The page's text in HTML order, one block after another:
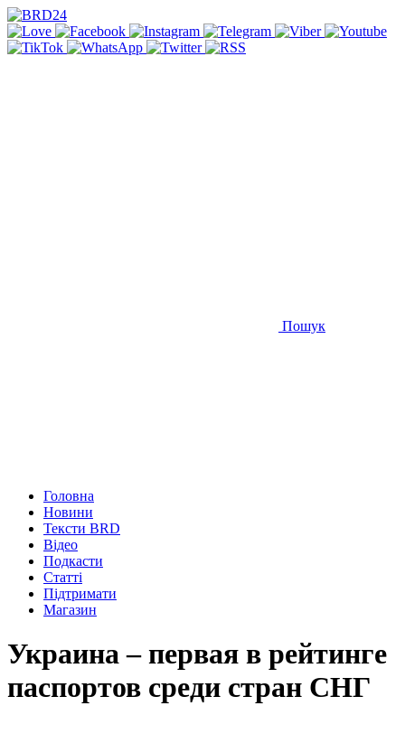
Пошук
Головна
Новини
Тексти BRD
Відео
Подкасти
Статті
Підтримати
Магазин
Украина – первая в рейтинге
паспортов среди стран СНГ